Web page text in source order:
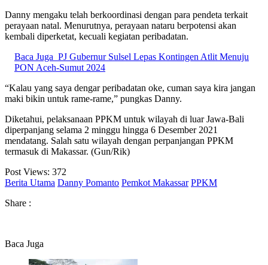
Danny mengaku telah berkoordinasi dengan para pendeta terkait
perayaan natal. Menurutnya, perayaan nataru berpotensi akan
kembali diperketat, kecuali kegiatan peribadatan.
Baca Juga PJ Gubernur Sulsel Lepas Kontingen Atlit Menuju
PON Aceh-Sumut 2024
“Kalau yang saya dengar peribadatan oke, cuman saya kira jangan
maki bikin untuk rame-rame,” pungkas Danny.
Diketahui, pelaksanaan PPKM untuk wilayah di luar Jawa-Bali
diperpanjang selama 2 minggu hingga 6 Desember 2021
mendatang. Salah satu wilayah dengan perpanjangan PPKM
termasuk di Makassar. (Gun/Rik)
Post Views: 372
Berita Utama Danny Pomanto Pemkot Makassar PPKM
Share :
Baca Juga